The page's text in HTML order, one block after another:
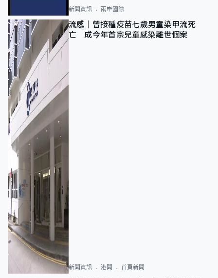
新聞資訊 兩岸國際
流感｜曾接種疫苗七歲男童染甲流死
亡 成今年首宗兒童感染離世個案
新聞資訊 港聞 首頁新聞